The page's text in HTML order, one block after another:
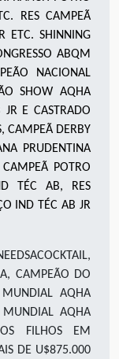
RES CAMPEÃ
ETC. SHINNING
ABQM
NACIONAL
SHOW AQHA
E CASTRADO
CAMPEÃ DERBY
PRUDENTINA
POTRO
TÉC AB, RES
IND TÉC AB JR
CAMPEÃO DO
AQHA
AQHA
FILHOS EM
DE U$875.000